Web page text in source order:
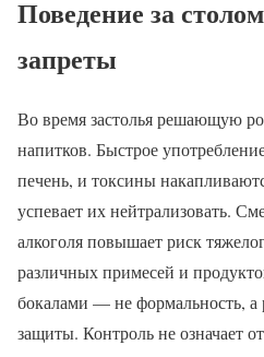
Поведение за
запреты
Во время застолья решающую
напитков. Быстрое
печень, и токсины
успевает их нейтрализовать.
алкоголя повышает риск
различных примесей и
бокалами — не формальность, а
защиты. Контроль не означает